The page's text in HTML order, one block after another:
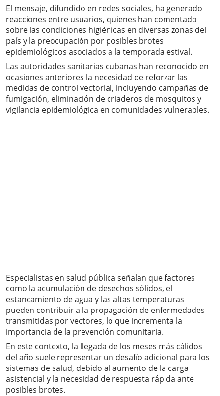
El mensaje, difundido en redes sociales, ha generado
reacciones entre usuarios, quienes han comentado
sobre las condiciones higiénicas en diversas zonas del
país y la preocupación por posibles brotes
epidemiológicos asociados a la temporada estival.
Las autoridades sanitarias cubanas han reconocido en
ocasiones anteriores la necesidad de reforzar las
medidas de control vectorial, incluyendo campañas de
fumigación, eliminación de criaderos de mosquitos y
vigilancia epidemiológica en comunidades vulnerables.
Especialistas en salud pública señalan que factores
como la acumulación de desechos sólidos, el
estancamiento de agua y las altas temperaturas
pueden contribuir a la propagación de enfermedades
transmitidas por vectores, lo que incrementa la
importancia de la prevención comunitaria.
En este contexto, la llegada de los meses más cálidos
del año suele representar un desafío adicional para los
sistemas de salud, debido al aumento de la carga
asistencial y la necesidad de respuesta rápida ante
posibles brotes.